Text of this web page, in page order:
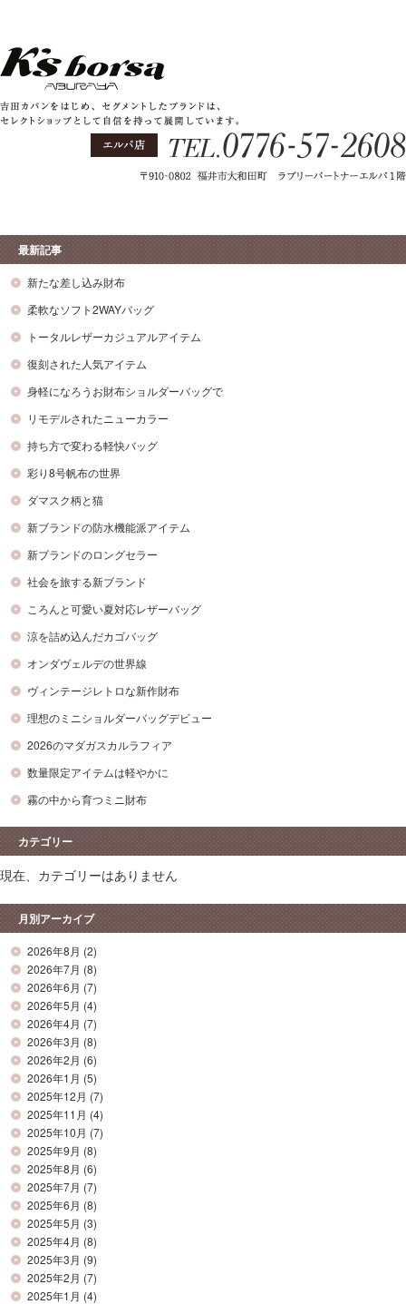
最新記事
新たな差し込み財布
柔軟なソフト2WAYバッグ
トータルレザーカジュアルアイテム
復刻された人気アイテム
身軽になろうお財布ショルダーバッグで
リモデルされたニューカラー
持ち方で変わる軽快バッグ
彩り8号帆布の世界
ダマスク柄と猫
新ブランドの防水機能派アイテム
新ブランドのロングセラー
社会を旅する新ブランド
ころんと可愛い夏対応レザーバッグ
涼を詰め込んだカゴバッグ
オンダヴェルデの世界線
ヴィンテージレトロな新作財布
理想のミニショルダーバッグデビュー
2026のマダガスカルラフィア
数量限定アイテムは軽やかに
霧の中から育つミニ財布
カテゴリー
現在、カテゴリーはありません
月別アーカイブ
2026年8月 (2)
2026年7月 (8)
2026年6月 (7)
2026年5月 (4)
2026年4月 (7)
2026年3月 (8)
2026年2月 (6)
2026年1月 (5)
2025年12月 (7)
2025年11月 (4)
2025年10月 (7)
2025年9月 (8)
2025年8月 (6)
2025年7月 (7)
2025年6月 (8)
2025年5月 (3)
2025年4月 (8)
2025年3月 (9)
2025年2月 (7)
2025年1月 (4)